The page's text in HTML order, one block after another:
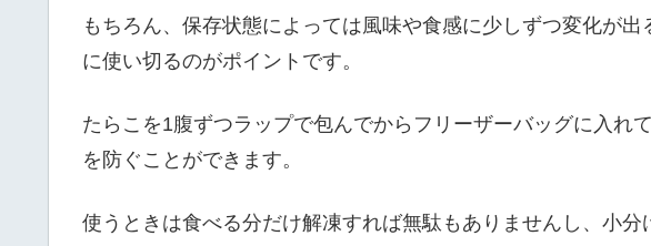
もちろん、保存状態によっては風味や食感に少しずつ変化が
に使い切るのがポイントです。
たらこを1腹ずつラップで包んでからフリーザーバッグに入れ
を防ぐことができます。
使うときは食べる分だけ解凍すれば無駄もありませんし、小